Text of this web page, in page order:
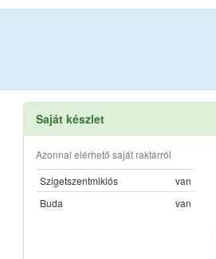
Saját készlet
Azonnal elérhető saját raktárról
Szigetszentmiklós
van
Buda
van